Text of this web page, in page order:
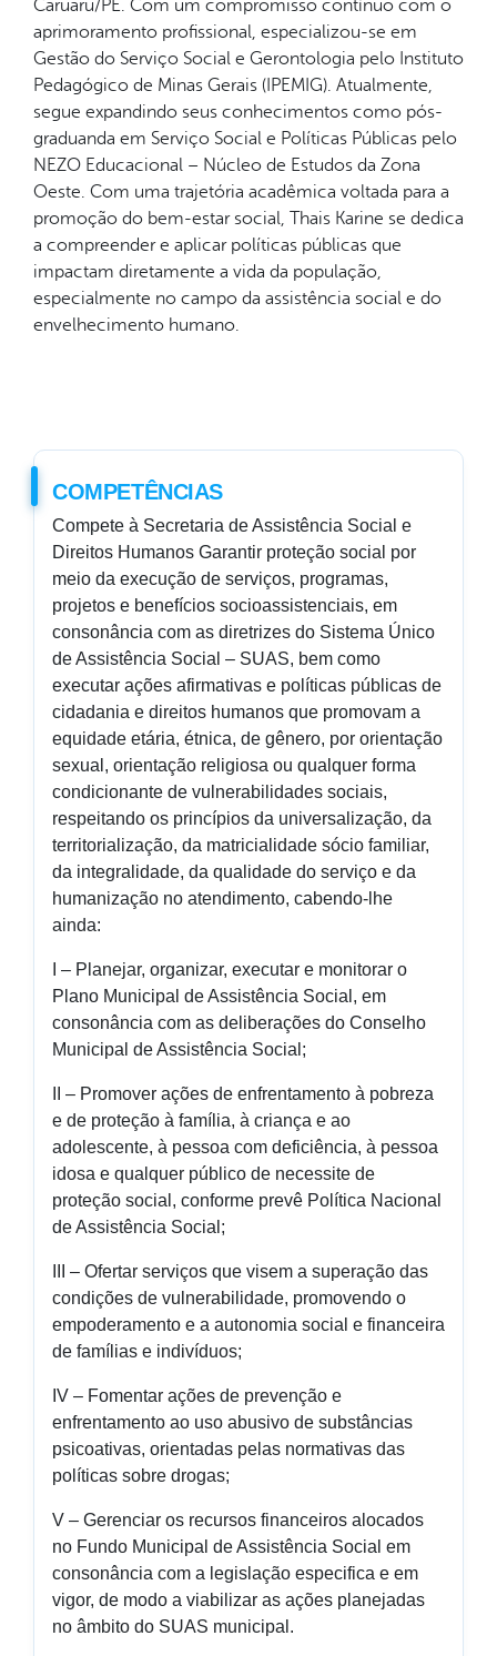
Caruaru/PE. Com um compromisso contínuo com o
aprimoramento profissional, especializou-se em
Gestão do Serviço Social e Gerontologia pelo Instituto
Pedagógico de Minas Gerais (IPEMIG). Atualmente,
segue expandindo seus conhecimentos como pós-
graduanda em Serviço Social e Políticas Públicas pelo
NEZO Educacional – Núcleo de Estudos da Zona
Oeste. Com uma trajetória acadêmica voltada para a
promoção do bem-estar social, Thais Karine se dedica
a compreender e aplicar políticas públicas que
impactam diretamente a vida da população,
especialmente no campo da assistência social e do
envelhecimento humano.
COMPETÊNCIAS
Compete à Secretaria de Assistência Social e
Direitos Humanos Garantir proteção social por
meio da execução de serviços, programas,
projetos e benefícios socioassistenciais, em
consonância com as diretrizes do Sistema Único
de Assistência Social – SUAS, bem como
executar ações afirmativas e políticas públicas de
cidadania e direitos humanos que promovam a
equidade etária, étnica, de gênero, por orientação
sexual, orientação religiosa ou qualquer forma
condicionante de vulnerabilidades sociais,
respeitando os princípios da universalização, da
territorialização, da matricialidade sócio familiar,
da integralidade, da qualidade do serviço e da
humanização no atendimento, cabendo-lhe
ainda:
I – Planejar, organizar, executar e monitorar o
Plano Municipal de Assistência Social, em
consonância com as deliberações do Conselho
Municipal de Assistência Social;
II – Promover ações de enfrentamento à pobreza
e de proteção à família, à criança e ao
adolescente, à pessoa com deficiência, à pessoa
idosa e qualquer público de necessite de
proteção social, conforme prevê Política Nacional
de Assistência Social;
III – Ofertar serviços que visem a superação das
condições de vulnerabilidade, promovendo o
empoderamento e a autonomia social e financeira
de famílias e indivíduos;
IV – Fomentar ações de prevenção e
enfrentamento ao uso abusivo de substâncias
psicoativas, orientadas pelas normativas das
políticas sobre drogas;
V – Gerenciar os recursos financeiros alocados
no Fundo Municipal de Assistência Social em
consonância com a legislação especifica e em
vigor, de modo a viabilizar as ações planejadas
no âmbito do SUAS municipal.